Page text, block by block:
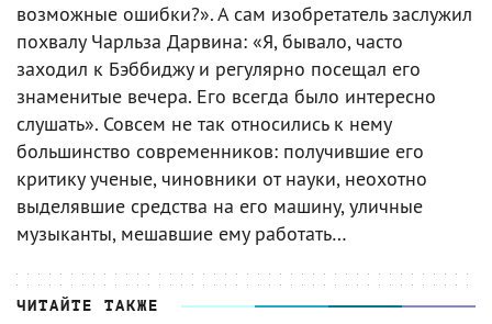
возможные ошибки?». А сам изобретатель заслужил
похвалу Чарльза Дарвина: «Я, бывало, часто
заходил к Бэббиджу и регулярно посещал его
знаменитые вечера. Его всегда было интересно
слушать». Совсем не так относились к нему
большинство современников: получившие его
критику ученые, чиновники от науки, неохотно
выделявшие средства на его машину, уличные
музыканты, мешавшие ему работать…
ЧИТАЙТЕ ТАКЖЕ